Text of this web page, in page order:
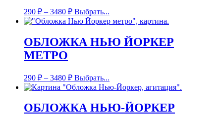
290 ₽ – 3480 ₽ Выбрать...
ОБЛОЖКА НЬЮ ЙОРКЕР
МЕТРО
290 ₽ – 3480 ₽ Выбрать...
ОБЛОЖКА НЬЮ-ЙОРКЕР